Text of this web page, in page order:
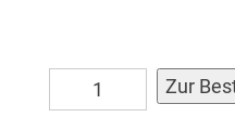
Schinkenblutwurst
(in
Zur